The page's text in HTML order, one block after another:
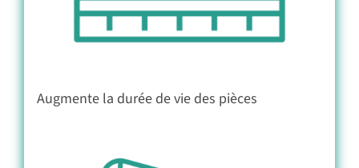
Augmente la durée de vie des pièces